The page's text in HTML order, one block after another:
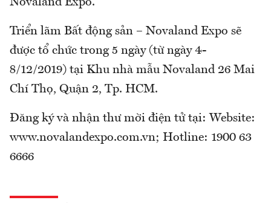
Novaland Expo.
Triển lãm Bất động sản – Novaland Expo sẽ
được tổ chức trong 5 ngày (từ ngày 4-
8/12/2019) tại Khu nhà mẫu Novaland 26 Mai
Chí Thọ, Quận 2, Tp. HCM.
Đăng ký và nhận thư mời điện tử tại: Website:
www.novalandexpo.com.vn; Hotline: 1900 63
6666